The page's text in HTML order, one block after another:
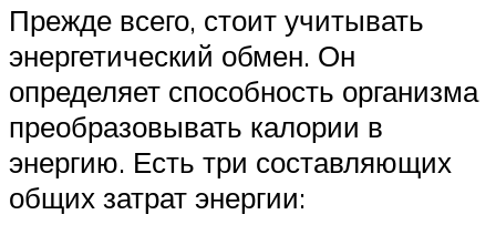
Прежде всего, стоит учитывать
энергетический обмен. Он
определяет способность организма
преобразовывать калории в
энергию. Есть три составляющих
общих затрат энергии: